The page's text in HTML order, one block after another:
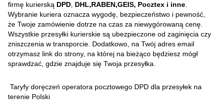
firmę kurierską DPD, DHL,RABEN,GEIS, Pocztex i inne.
Wybranie kuriera oznacza wygodę, bezpieczeństwo i pewność,
że Twoje zamówienie dotrze na czas za niewygórowaną cenę.
Wszystkie przesyłki kurierskie są ubezpieczone od zaginięcia czy
zniszczenia w transporcie. Dodatkowo, na Twój adres email
otrzymasz link do strony, na której na bieżąco będziesz mógł
sprawdzać, gdzie znajduje się Twoja przesyłka.
Taryfy doręczeń operatora pocztowego DPD dla przesyłek na
terenie Polski